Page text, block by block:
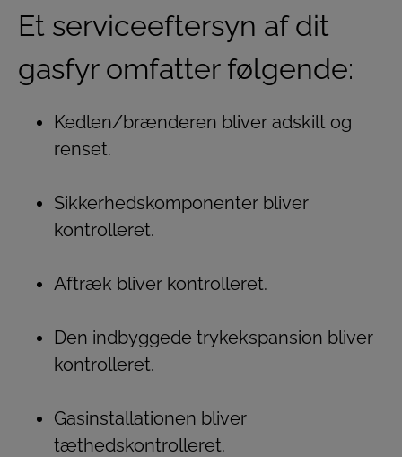
Et serviceeftersyn af dit
gasfyr omfatter følgende:
Kedlen/brænderen bliver adskilt og
renset.
Sikkerhedskomponenter bliver
kontrolleret.
Aftræk bliver kontrolleret.
Den indbyggede trykekspansion bliver
kontrolleret.
Gasinstallationen bliver
tæthedskontrolleret.